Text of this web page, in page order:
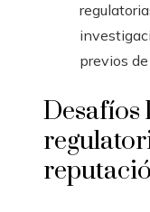
previos
Desafíos